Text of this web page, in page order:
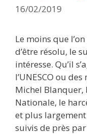
16/02/2019
Le moins que
d’être résolu, le
intéresse. Qu’il
l’UNESCO ou
Michel Blanquer,
Nationale, le
et plus largement
suivis de près